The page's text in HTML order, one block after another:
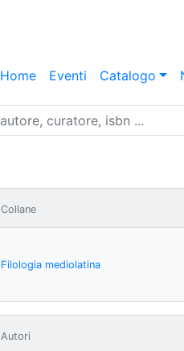
Home Eventi Catalogo
Collane
Filologia mediolatina
Autori